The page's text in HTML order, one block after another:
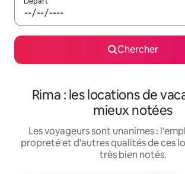
Chercher
Rima : les locations de
mieux notées
Les voyageurs sont unanimes :
propreté et d'autres qualités de ces
très bien notés.